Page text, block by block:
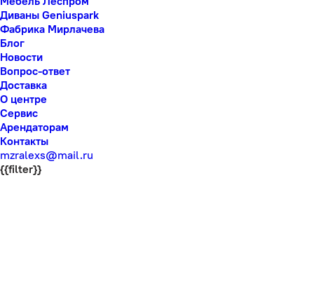
Диваны Geniuspark
Фабрика Мирлачева
Блог
Новости
Вопрос-ответ
Доставка
О центре
Сервис
Арендаторам
Контакты
mzralexs@mail.ru
{{filter}}